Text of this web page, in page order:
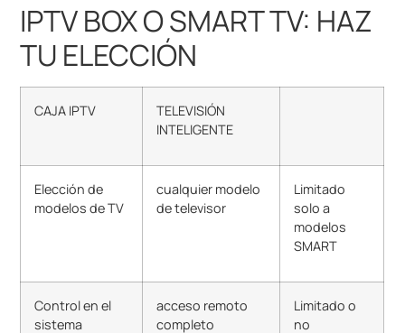
IPTV BOX O SMART TV: HAZ
TU ELECCIÓN
CAJA IPTV
TELEVISIÓN
INTELIGENTE
Elección de
modelos de TV
cualquier modelo
de televisor
Limitado
solo a
modelos
SMART
Control en el
sistema
acceso remoto
completo
Limitado o
no